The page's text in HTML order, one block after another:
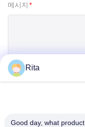
메시지 *
Rita
Good day, what